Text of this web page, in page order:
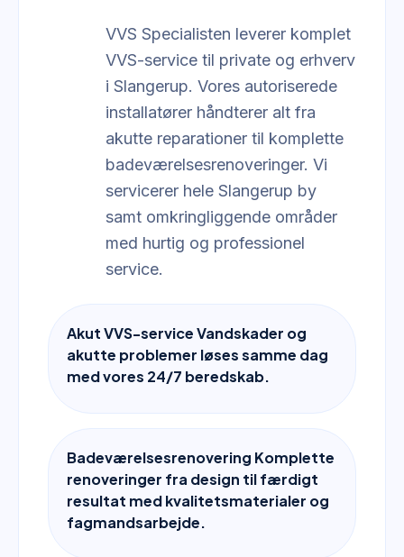
VVS Specialisten leverer komplet
VVS-service til private og erhverv
i Slangerup. Vores autoriserede
installatører håndterer alt fra
akutte reparationer til komplette
badeværelsesrenoveringer. Vi
servicerer hele Slangerup by
samt omkringliggende områder
med hurtig og professionel
service.
Akut VVS-service Vandskader og
akutte problemer løses samme dag
med vores 24/7 beredskab.
Badeværelsesrenovering Komplette
renoveringer fra design til færdigt
resultat med kvalitetsmaterialer og
fagmandsarbejde.